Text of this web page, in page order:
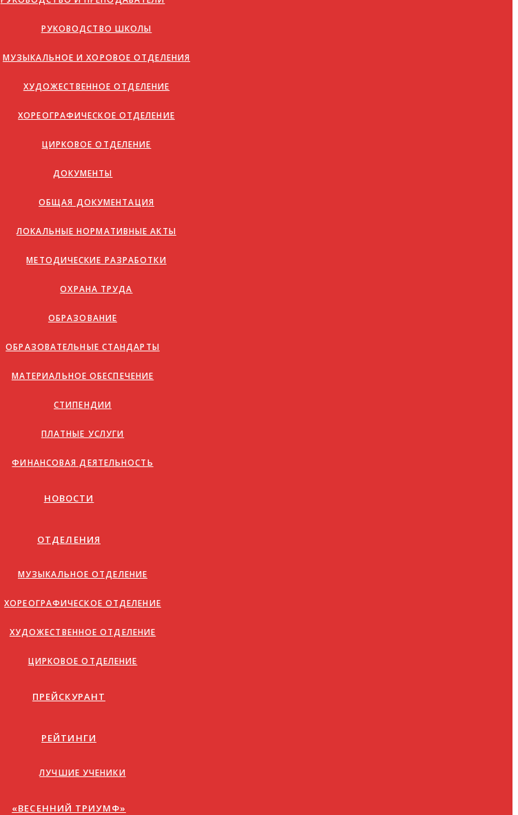
РУКОВОДСТВО ШКОЛЫ
МУЗЫКАЛЬНОЕ И ХОРОВОЕ ОТДЕЛЕНИЯ
ХУДОЖЕСТВЕННОЕ ОТДЕЛЕНИЕ
ХОРЕОГРАФИЧЕСКОЕ ОТДЕЛЕНИЕ
ЦИРКОВОЕ ОТДЕЛЕНИЕ
ДОКУМЕНТЫ
ОБЩАЯ ДОКУМЕНТАЦИЯ
ЛОКАЛЬНЫЕ НОРМАТИВНЫЕ АКТЫ
МЕТОДИЧЕСКИЕ РАЗРАБОТКИ
ОХРАНА ТРУДА
ОБРАЗОВАНИЕ
ОБРАЗОВАТЕЛЬНЫЕ СТАНДАРТЫ
МАТЕРИАЛЬНОЕ ОБЕСПЕЧЕНИЕ
СТИПЕНДИИ
ПЛАТНЫЕ УСЛУГИ
ФИНАНСОВАЯ ДЕЯТЕЛЬНОСТЬ
НОВОСТИ
ОТДЕЛЕНИЯ
МУЗЫКАЛЬНОЕ ОТДЕЛЕНИЕ
ХОРЕОГРАФИЧЕСКОЕ ОТДЕЛЕНИЕ
ХУДОЖЕСТВЕННОЕ ОТДЕЛЕНИЕ
ЦИРКОВОЕ ОТДЕЛЕНИЕ
ПРЕЙСКУРАНТ
РЕЙТИНГИ
ЛУЧШИЕ УЧЕНИКИ
«ВЕСЕННИЙ ТРИУМФ»